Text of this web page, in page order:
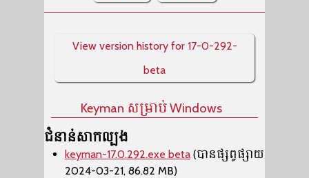
View version history for 17-0-292-
beta
Keyman សម្រាប់ Windows
ជំនាន់សាកល្បង
keyman-17.0.292.exe beta (បានផ្សព្វផ្សាយ
2024-03-21, 86.82 MB)